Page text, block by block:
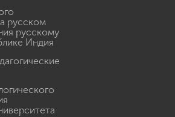
русском
русскому
Индия